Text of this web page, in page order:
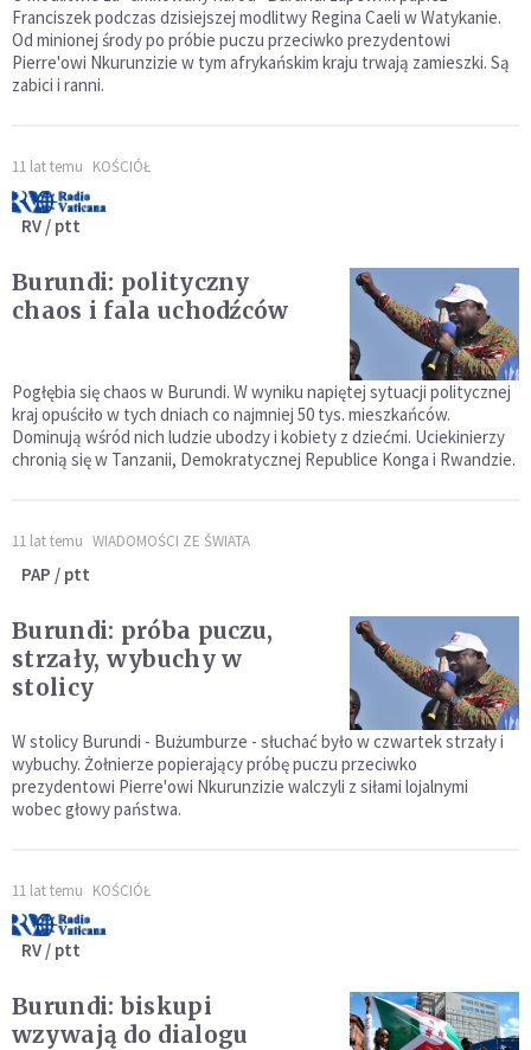
Franciszek podczas dzisiejszej modlitwy Regina Caeli w Watykanie.
Od minionej środy po próbie puczu przeciwko prezydentowi
Pierre'owi Nkurunzizie w tym afrykańskim kraju trwają zamieszki. Są
zabici i ranni.
11 lat temu KOŚCIÓŁ
RV / ptt
Burundi: polityczny
chaos i fala uchodźców
Pogłębia się chaos w Burundi. W wyniku napiętej sytuacji politycznej
kraj opuściło w tych dniach co najmniej 50 tys. mieszkańców.
Dominują wśród nich ludzie ubodzy i kobiety z dziećmi. Uciekinierzy
chronią się w Tanzanii, Demokratycznej Republice Konga i Rwandzie.
11 lat temu WIADOMOŚCI ZE ŚWIATA
PAP / ptt
Burundi: próba puczu,
strzały, wybuchy w
stolicy
W stolicy Burundi - Bużumburze - słuchać było w czwartek strzały i
wybuchy. Żołnierze popierający próbę puczu przeciwko
prezydentowi Pierre'owi Nkurunzizie walczyli z siłami lojalnymi
wobec głowy państwa.
11 lat temu KOŚCIÓŁ
RV / ptt
Burundi: biskupi
wzywają do dialogu